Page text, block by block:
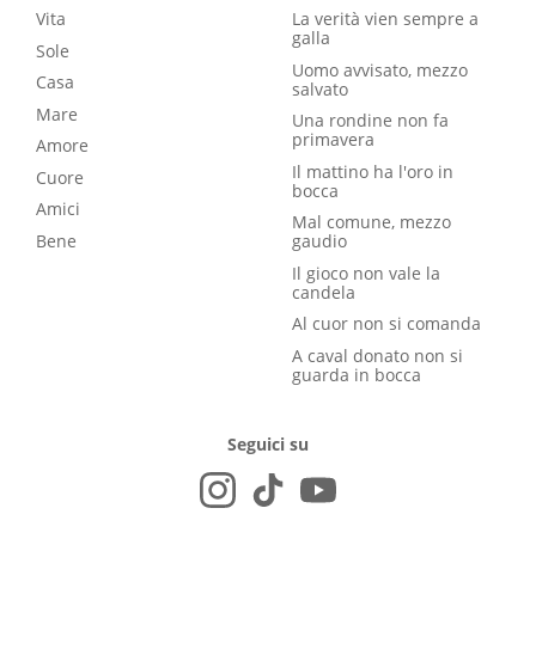
Vita
Sole
Casa
Mare
Amore
Cuore
Amici
Bene
La verità vien sempre a
galla
Uomo avvisato, mezzo
salvato
Una rondine non fa
primavera
Il mattino ha l'oro in
bocca
Mal comune, mezzo
gaudio
Il gioco non vale la
candela
Al cuor non si comanda
A caval donato non si
guarda in bocca
Seguici su